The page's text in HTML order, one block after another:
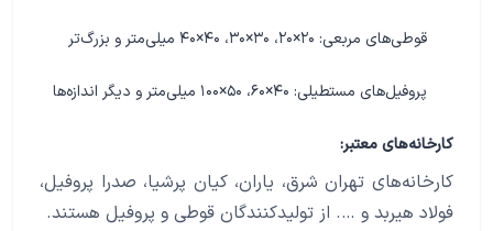
قوطی‌های مربعی: ۲۰×۲۰، ۳۰×۳۰، ۴۰×۴۰ میلی‌متر و بزرگ‌تر
پروفیل‌های مستطیلی: ۴۰×۶۰، ۵۰×۱۰۰ میلی‌متر و دیگر اندازه‌ها
کارخانه‌های معتبر:
کارخانه‌های تهران شرق، یاران، کیان پرشیا، صدرا پروفیل،
فولاد هیربد و …. از تولیدکنندگان قوطی و پروفیل هستند.